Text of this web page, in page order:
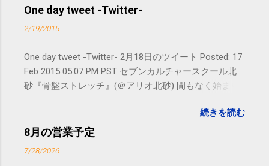
One day tweet -Twitter-
2/19/2015
One day tweet -Twitter- 2月18日のツイート Posted: 17
Feb 2015 05:07 PM PST セブンカルチャースクール北
砂『骨盤ストレッチ』(＠アリオ北砂) 間もなく始まり
subscribed to email updates from サクマフィジカルコ
ンディショニング(@SPCstyle) - Twilog To stop
Email delivery powered by Google Google Inc., 1600
続きを読む
8月の営業予定
7/28/2026